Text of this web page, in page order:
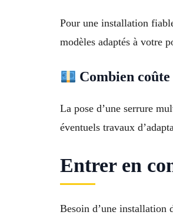
Pour une installation
modèles adaptés à votre
Combien
La pose d’une serrure
éventuels travaux
Entrer en
Besoin d’une installation